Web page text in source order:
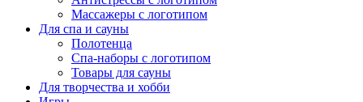
Массажеры с логотипом
Для спа и сауны
Полотенца
Спа-наборы с логотипом
Товары для сауны
Для творчества и хобби